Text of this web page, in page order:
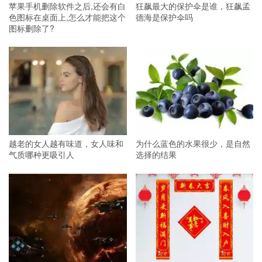
苹果手机删除软件之后,还会有白
色图标在桌面上,怎么才能把这个
图标删除了?
狂飙最大的保护伞是谁，狂飙孟
德海是保护伞吗
越老的女人越有味道，女人味和
气质哪种更吸引人
为什么蓝色的水果很少，是自然
选择的结果